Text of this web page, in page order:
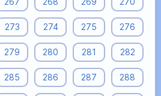
273 274 275 276
279 280 281 282
285 286 287 288